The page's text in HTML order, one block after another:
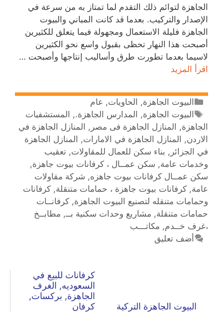
الجاهزة لتوائم ذلك التقدم لما تمتاز به من سرعة في
الإصدار والتركيب. بعدما قد كانت المباني والبيوت
الجاهزة فليلة الاستعمال ومجهولة فيما يتعلق للكثيرين
أصبحت هذا النهار تحظى بقبول واسع نحو الكثيرين
لاسيما بعدما تطورت طرق وأساليب إنتاجها وأصبحت …
اقرأ المزيد
البيوت الجاهزة, الحاويات, عام
البيوت الجاهزة, المدارس الجاهزة., المستشفيات
الجاهزة, المنازل الجاهزة فى مصر , المنازل الجاهزة في
الاردن, المنازل الجاهزة في الامارات, المنازل الجاهزة
في الجزائر , بناء سكن للعمال للمقاولات, تعقيب
وخدمات عامة, سكن عمــال ، كرفانات بيوت جاهزة,
سكن عمــال كرفانات بيوت جاهزه, شركة مقاولات
عامة, كرفانات بيوت جاهزة ، حمامات متنقلة, كرفانات
وحمامات متنقله لتصنيع البيوت الجاهزة‎, كرفانــات
حمامات متنقلة, مشاريع وحدات سكنية بــ, مطابــخ
،غرف خــدم, مكاتـــب
أضف تعليق
البيوت الجاهزة التركية
كرفانات للبيع في
السعوديه, الغرف
الجاهزة, بركسات,
كرفان